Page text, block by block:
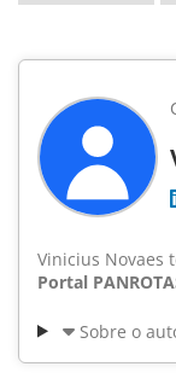
Vinicius Novaes
Portal
Sobre o